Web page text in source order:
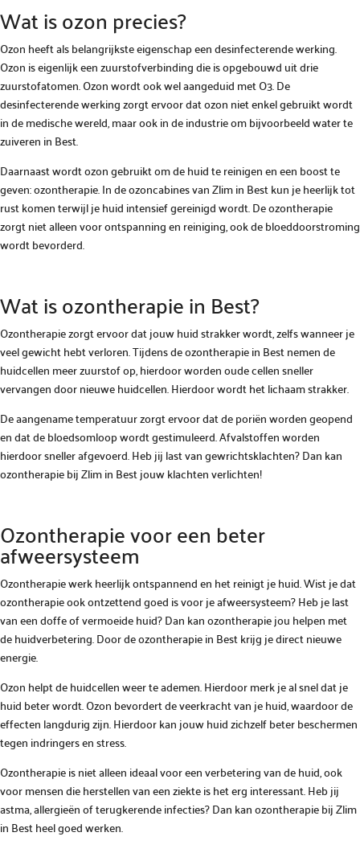
Wat is ozon precies?
Ozon heeft als belangrijkste eigenschap een desinfecterende werking.
Ozon is eigenlijk een zuurstofverbinding die is opgebouwd uit drie
zuurstofatomen. Ozon wordt ook wel aangeduid met O3. De
desinfecterende werking zorgt ervoor dat ozon niet enkel gebruikt wordt
in de medische wereld, maar ook in de industrie om bijvoorbeeld water te
zuiveren in Best.
Daarnaast wordt ozon gebruikt om de huid te reinigen en een boost te
geven: ozontherapie. In de ozoncabines van Zlim in Best kun je heerlijk tot
rust komen terwijl je huid intensief gereinigd wordt. De ozontherapie
zorgt niet alleen voor ontspanning en reiniging, ook de bloeddoorstroming
wordt bevorderd.
Wat is ozontherapie in Best?
Ozontherapie zorgt ervoor dat jouw huid strakker wordt, zelfs wanneer je
veel gewicht hebt verloren. Tijdens de ozontherapie in Best nemen de
huidcellen meer zuurstof op, hierdoor worden oude cellen sneller
vervangen door nieuwe huidcellen. Hierdoor wordt het lichaam strakker.
De aangename temperatuur zorgt ervoor dat de poriën worden geopend
en dat de bloedsomloop wordt gestimuleerd. Afvalstoffen worden
hierdoor sneller afgevoerd. Heb jij last van gewrichtsklachten? Dan kan
ozontherapie bij Zlim in Best jouw klachten verlichten!
Ozontherapie voor een beter
afweersysteem
Ozontherapie werk heerlijk ontspannend en het reinigt je huid. Wist je dat
ozontherapie ook ontzettend goed is voor je afweersysteem? Heb je last
van een doffe of vermoeide huid? Dan kan ozontherapie jou helpen met
de huidverbetering. Door de ozontherapie in Best krijg je direct nieuwe
energie.
Ozon helpt de huidcellen weer te ademen. Hierdoor merk je al snel dat je
huid beter wordt. Ozon bevordert de veerkracht van je huid, waardoor de
effecten langdurig zijn. Hierdoor kan jouw huid zichzelf beter beschermen
tegen indringers en stress.
Ozontherapie is niet alleen ideaal voor een verbetering van de huid, ook
voor mensen die herstellen van een ziekte is het erg interessant. Heb jij
astma, allergieën of terugkerende infecties? Dan kan ozontherapie bij Zlim
in Best heel goed werken.